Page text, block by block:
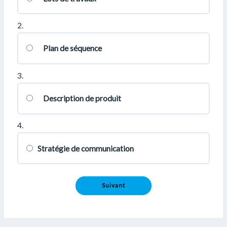
2.
Plan de séquence
3.
Description de produit
4.
Stratégie de communication